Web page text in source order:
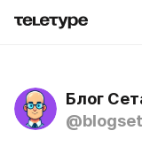
Блог